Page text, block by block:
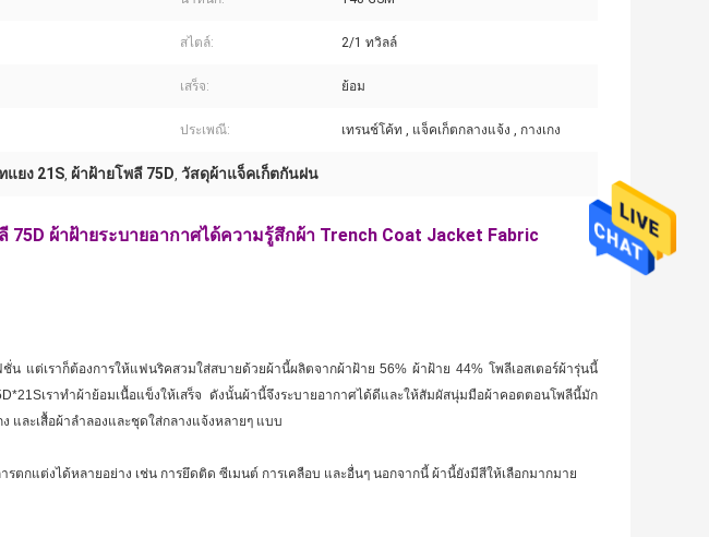
สไตล์: 2/1 ทวิลล์
เสร็จ: ย้อม
ประเพณี: เทรนช์โค้ท , แจ็คเก็ตกลางแจ้ง , กางเกง
แยง 21S, ผ้าฝ้ายโพลี 75D, วัสดุผ้าแจ็คเก็ตกันฝน
75D ผ้าฝ้ายระบายอากาศได้ความรู้สึกผ้า Trench Coat Jacket Fabric
น แต่เราก็ต้องการให้แฟนริคสวมใส่สบายด้วยผ้านี้ผลิตจากผ้าฝ้าย 56% ผ้าฝ้าย 44% โพลีเอสเตอร์ผ้ารุ่นนี้
เราทำผ้าย้อมเนื้อแข็งให้เสร็จ ดังนั้นผ้านี้จึงระบายอากาศได้ดีและให้สัมผัสนุ่มมือผ้าคอตตอนโพลีนี้มัก
และเสื้อผ้าลำลองและชุดใส่กลางแจ้งหลายๆ แบบ
ตกแต่งได้หลายอย่าง เช่น การยึดติด ซีเมนต์ การเคลือบ และอื่นๆ นอกจากนี้ ผ้านี้ยังมีสีให้เลือกมากมาย